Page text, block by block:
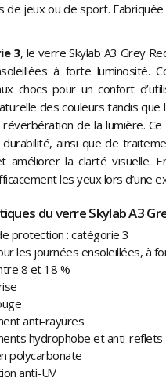
de jeux ou de sport.
3, le verre Skylab A3 Grey
à forte luminosité.
chocs pour un confort
des couleurs tandis que
réverbération de la lumière.
ainsi que de
améliorer la clarté visuelle.
les yeux lors d’une
du verre Skylab A3
protection : catégorie 3
les journées ensoleillées, à
8 et 18 %
anti-rayures
hydrophobe et anti-reflets
polycarbonate
anti-UV